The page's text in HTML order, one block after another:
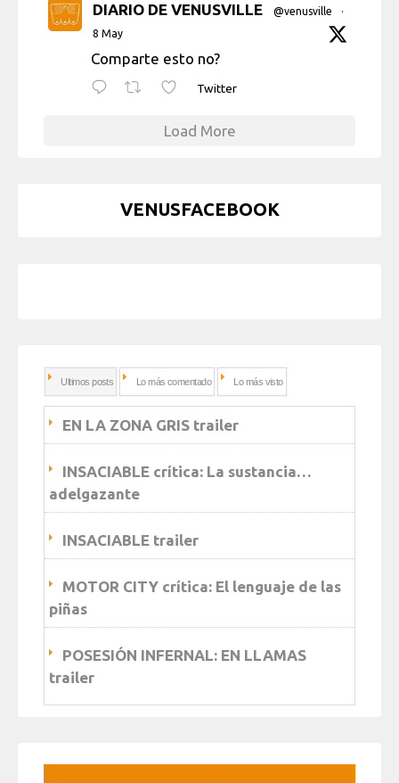
DIARIO DE VENUSVILLE @venusville
·
8 May
Comparte esto no?
Twitter
Load More
VENUSFACEBOOK
Ultimos posts Lo más comentado Lo más visto
EN LA ZONA GRIS trailer
INSACIABLE crítica: La sustancia…
adelgazante
INSACIABLE trailer
MOTOR CITY crítica: El lenguaje de las
piñas
POSESIÓN INFERNAL: EN LLAMAS
trailer